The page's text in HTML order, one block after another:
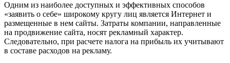
Одним из наиболее доступных и эффективных способов
«заявить о себе» широкому кругу лиц является Интернет и
размещенные в нем сайты. Затраты компании, направленные
на продвижение сайта, носят рекламный характер.
Следовательно, при расчете налога на прибыль их учитывают
в составе расходов на рекламу.